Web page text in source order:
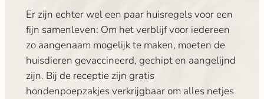
Er zijn echter wel een paar huisregels voor een
fijn samenleven: Om het verblijf voor iedereen
zo aangenaam mogelijk te maken, moeten de
huisdieren gevaccineerd, gechipt en aangelijnd
zijn. Bij de receptie zijn gratis
hondenpoepzakjes verkrijgbaar om alles netjes